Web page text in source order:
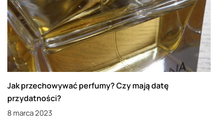
Jak przechowywać perfumy? Czy mają datę
przydatności?
8 marca 2023